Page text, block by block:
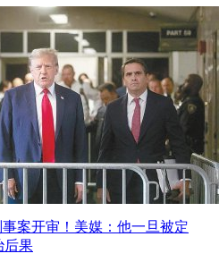
案开审！美媒：他一旦被定
后果